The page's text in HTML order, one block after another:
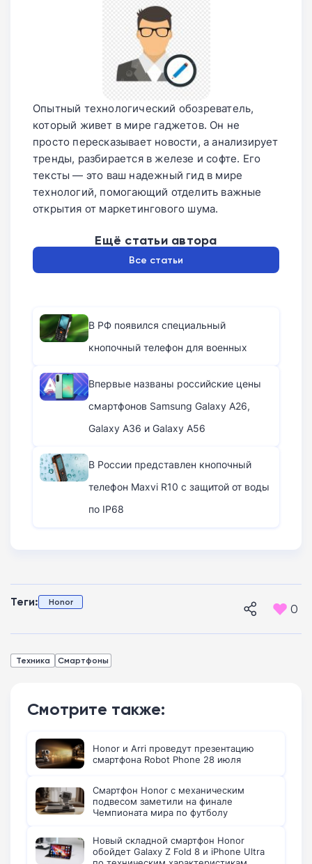
Опытный технологический обозреватель,
который живет в мире гаджетов. Он не
просто пересказывает новости, а анализирует
тренды, разбирается в железе и софте. Его
тексты — это ваш надежный гид в мире
технологий, помогающий отделить важные
открытия от маркетингового шума.
Ещё статьи автора
Все статьи
В РФ появился специальный
кнопочный телефон для военных
Впервые названы российские цены
смартфонов Samsung Galaxy A26,
Galaxy A36 и Galaxy A56
В России представлен кнопочный
телефон Maxvi R10 с защитой от воды
по IP68
Теги: Honor 0
Техника Смартфоны
Смотрите также:
Honor и Arri проведут презентацию
смартфона Robot Phone 28 июля
Смартфон Honor с механическим
подвесом заметили на финале
Чемпионата мира по футболу
Новый складной смартфон Honor
обойдет Galaxy Z Fold 8 и iPhone Ultra